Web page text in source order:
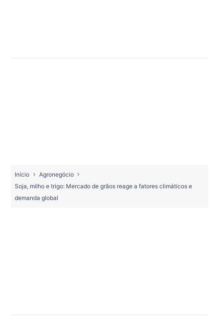
Início
Agronegócio
Soja, milho e trigo: Mercado de grãos reage a fatores climáticos e
demanda global